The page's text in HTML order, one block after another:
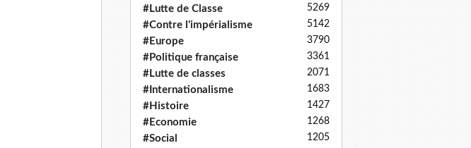
#Lutte de Classe 5269
#Contre l'impérialisme 5142
#Europe 3790
#Politique française 3361
#Lutte de classes 2071
#Internationalisme 1683
#Histoire 1427
#Economie 1268
#Social 1205